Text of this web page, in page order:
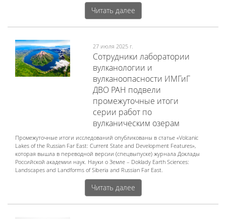
Читать далее
27 июля 2025 г.
Сотрудники лаборатории
вулканологии и
вулканоопасности ИМГиГ
ДВО РАН подвели
промежуточные итоги
серии работ по
вулканическим озерам
Промежуточные итоги исследований опубликованы в статье «Volcanic
Lakes of the Russian Far East: Current State and Development Features»,
которая вышла в переводной версии (спецвыпуске) журнала Доклады
Российской академии наук. Науки о Земле – Doklady Earth Sciences:
Landscapes and Landforms of Siberia and Russian Far East.
Читать далее